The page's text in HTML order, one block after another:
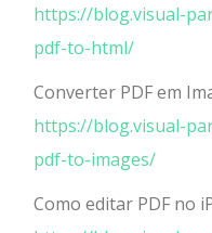
https://blog.visual-
pdf-to-html/
Converter PDF em
https://blog.visual-
pdf-to-images/
Como editar PDF no